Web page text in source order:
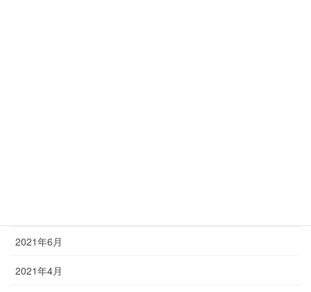
2021年6月
2021年4月